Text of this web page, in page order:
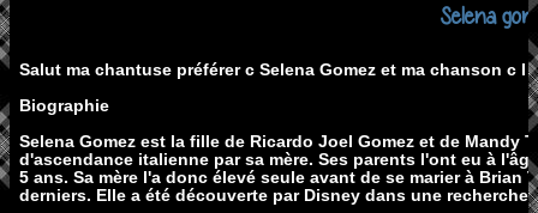
Selena
Salut ma chantuse préférer c Selena Gomez et ma chanson c I
Biographie
Selena Gomez est la fille de Ricardo Joel Gomez et de Mandy
d'ascendance italienne par sa mère. Ses parents l'ont eu à
5 ans. Sa mère l'a donc élevé seule avant de se marier à Brian
derniers. Elle a été découverte par Disney dans une